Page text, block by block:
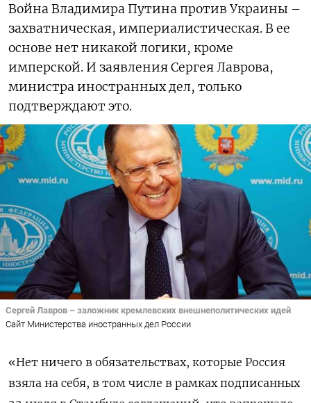
Война Владимира Путина против Украины –
захватническая, империалистическая. В ее
основе нет никакой логики, кроме
имперской. И заявления Сергея Лаврова,
министра иностранных дел, только
подтверждают это.
Сергей Лавров – заложник кремлевских внешнеполитических идей
Сайт Министерства иностранных дел России
«Нет ничего в обязательствах, которые Россия
взяла на себя, в том числе в рамках подписанных